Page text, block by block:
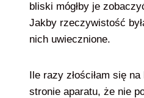
bliski mógłby je
Jakby rzeczywistość
nich uwiecznione.
Ile razy złościłam się
stronie aparatu, że nie